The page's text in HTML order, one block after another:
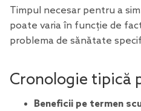
Timpul necesar pentru a
poate varia în funcție de
problema de sănătate
Cronologie tipică
Beneficii pe termen